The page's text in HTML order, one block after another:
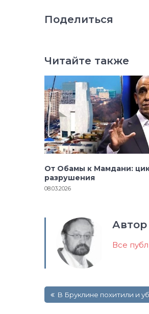
Поделиться
Читайте также
От Обамы к Мамдани:
разрушения
08.03.2026
Все
по В Бруклине похитили и